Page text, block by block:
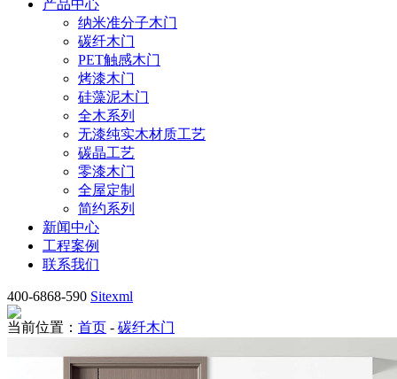
产品中心
纳米准分子木门
碳纤木门
PET触感木门
烤漆木门
硅藻泥木门
全木系列
无漆纯实木材质工艺
碳晶工艺
零漆木门
全屋定制
简约系列
新闻中心
工程案例
联系我们
400-6868-590 Sitexml
当前位置： 首页 - 碳纤木门